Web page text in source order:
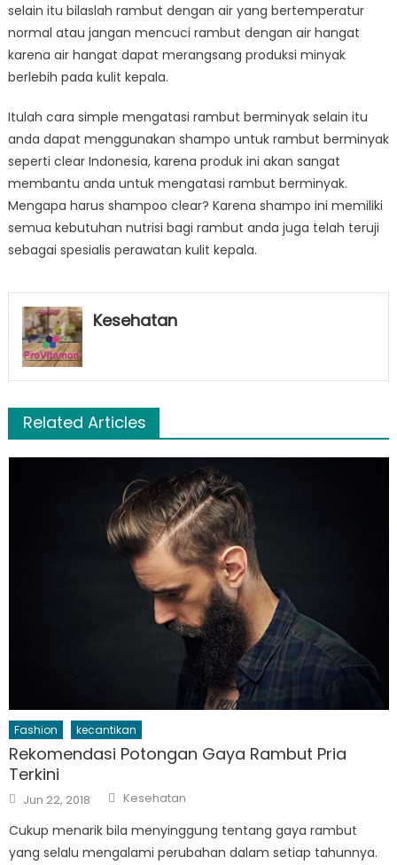
selain itu bilaslah rambut dengan air yang bertemperatur
normal atau jangan mencuci rambut dengan air hangat
karena air hangat dapat merangsang produksi minyak
berlebih pada kulit kepala.
Itulah cara simple mengatasi rambut berminyak selain itu
anda dapat menggunakan shampo untuk rambut berminyak
seperti clear Indonesia, karena produk ini akan sangat
membantu anda untuk mengatasi rambut berminyak.
Mengapa harus shampoo clear? Karena shampo ini memiliki
semua kebutuhan nutrisi bagi rambut anda juga telah teruji
sebagai spesialis perawatan kulit kepala.
Kesehatan
Related Articles
Fashion kecantikan
Rekomendasi Potongan Gaya Rambut Pria
Terkini
Posted
on
Jun 22, 2018 Author
Kesehatan
Cukup menarik bila menyinggung tentang gaya rambut
yang selalu mengalami perubahan dalam setiap tahunnya.